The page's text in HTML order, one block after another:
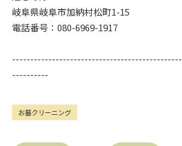
岐阜県岐阜市加納村松町1-15
電話番号：080-6969-1917
----------
お墓クリーニング